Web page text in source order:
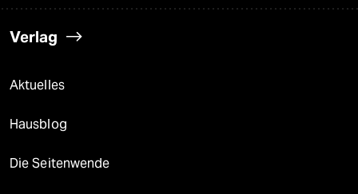
Verlag
Aktuelles
Hausblog
Die Seitenwende